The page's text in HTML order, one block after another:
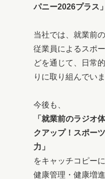
パニー2026プラス」
当社では、就業前
従業員によるスポ
どを通じて、日常
りに取り組んでいま
今後も、
「就業前のラジオ
クアップ！スポー
力」
をキャッチコピー
健康管理・健康増